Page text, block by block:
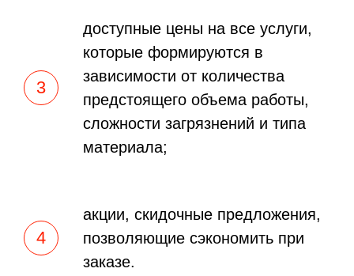
доступные цены на все услуги,
которые формируются в
зависимости от количества
предстоящего объема работы,
сложности загрязнений и типа
материала;
акции, скидочные предложения,
позволяющие сэкономить при
заказе.